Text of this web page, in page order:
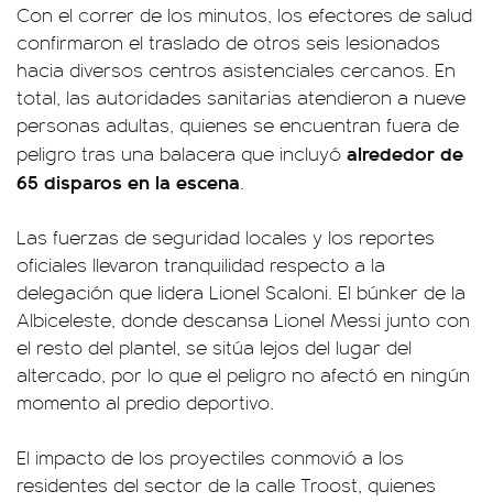
Con el correr de los minutos, los efectores de salud
confirmaron el traslado de otros seis lesionados
hacia diversos centros asistenciales cercanos. En
total, las autoridades sanitarias atendieron a nueve
personas adultas, quienes se encuentran fuera de
peligro tras una balacera que incluyó alrededor de
65 disparos en la escena.
Las fuerzas de seguridad locales y los reportes
oficiales llevaron tranquilidad respecto a la
delegación que lidera Lionel Scaloni. El búnker de la
Albiceleste, donde descansa Lionel Messi junto con
el resto del plantel, se sitúa lejos del lugar del
altercado, por lo que el peligro no afectó en ningún
momento al predio deportivo.
El impacto de los proyectiles conmovió a los
residentes del sector de la calle Troost, quienes